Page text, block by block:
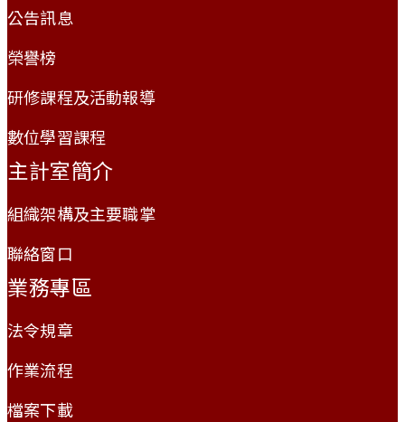
公告訊息
榮譽榜
研修課程及活動報導
數位學習課程
主計室簡介
組織架構及主要職掌
聯絡窗口
業務專區
法令規章
作業流程
檔案下載